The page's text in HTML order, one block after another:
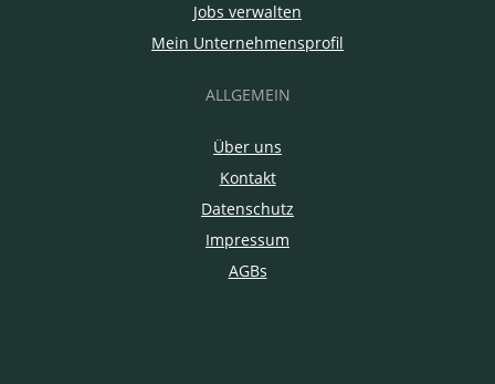
Jobs verwalten
Mein Unternehmensprofil
ALLGEMEIN
Über uns
Kontakt
Datenschutz
Impressum
AGBs